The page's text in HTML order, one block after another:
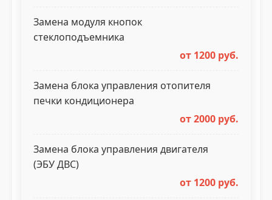
Замена модуля кнопок
стеклоподъемника
от 1200 руб.
Замена блока управления отопителя
печки кондиционера
от 2000 руб.
Замена блока управления двигателя
(ЭБУ ДВС)
от 1200 руб.